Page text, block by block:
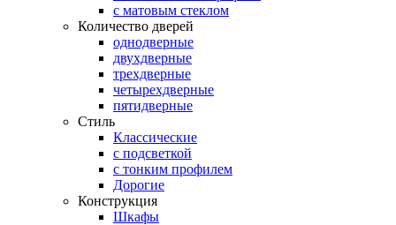
с матовым стеклом
Количество дверей
однодверные
двухдверные
трехдверные
четырехдверные
пятидверные
Стиль
Классические
с подсветкой
с тонким профилем
Дорогие
Конструкция
Шкафы